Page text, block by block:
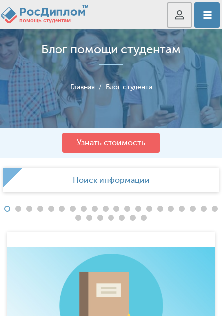
Блог помощи студентам
Главная / Блог студента
Узнать стоимость
Поиск информации